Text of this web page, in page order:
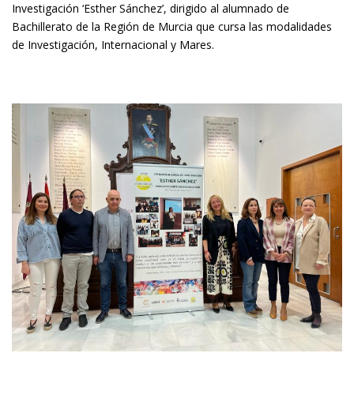
Investigación ‘Esther Sánchez’, dirigido al alumnado de
Bachillerato de la Región de Murcia que cursa las modalidades
de Investigación, Internacional y Mares.